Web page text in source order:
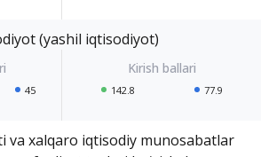
(yashil iqtisodiyot)
45 142.8 77.9
va xalqaro iqtisodiy munosabatlar